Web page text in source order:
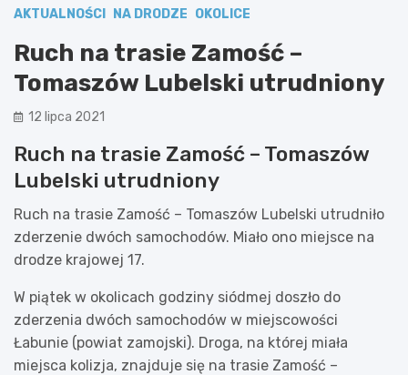
AKTUALNOŚCI NA DRODZE OKOLICE
Ruch na trasie Zamość –
Tomaszów Lubelski utrudniony
12 lipca 2021
Ruch na trasie Zamość – Tomaszów
Lubelski utrudniony
Ruch na trasie Zamość – Tomaszów Lubelski utrudniło
zderzenie dwóch samochodów. Miało ono miejsce na
drodze krajowej 17.
W piątek w okolicach godziny siódmej doszło do
zderzenia dwóch samochodów w miejscowości
Łabunie (powiat zamojski). Droga, na której miała
miejsca kolizja, znajduje się na trasie Zamość –